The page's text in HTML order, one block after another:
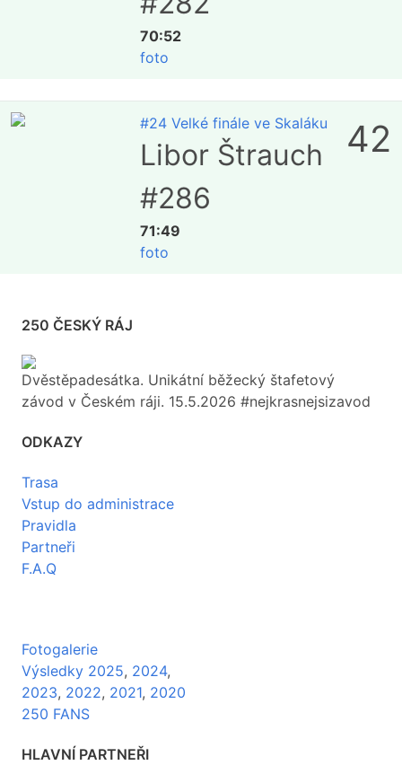
70:52
foto
#24 Velké finále ve Skaláku
Libor Štrauch
#286
71:49
foto
42
250 ČESKÝ RÁJ
Dvěstěpadesátka. Unikátní běžecký štafetový
závod v Českém ráji. 15.5.2026 #nejkrasnejsizavod
ODKAZY
Trasa
Vstup do administrace
Pravidla
Partneři
F.A.Q
Fotogalerie
Výsledky 2025, 2024,
2023, 2022, 2021, 2020
250 FANS
HLAVNÍ PARTNEŘI